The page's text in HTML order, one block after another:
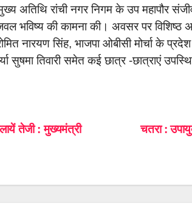
अतिथि रांची नगर निगम के उप महापौर
भविष्य की कामना की। अवसर पर विशिष्ठ
नारयण सिंह, भाजपा ओबीसी मोर्चा के
सुषमा तिवारी समेत कई छात्र -छात्राएं
चतरा :
तेजी : मुख्यमंत्री